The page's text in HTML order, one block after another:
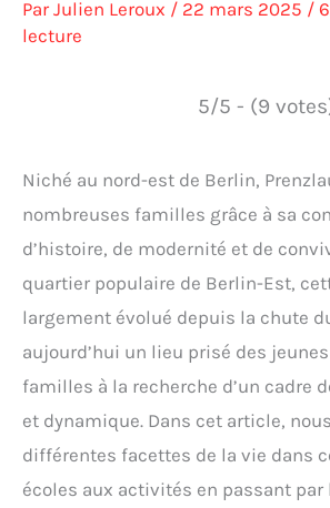
ParJulien Leroux / 22 mars 2025 /
lecture
5/5 - (9
Niché au nord-est de Berlin,
nombreuses familles grâce à sa
d’histoire, de modernité et de
quartier populaire de Berlin-Est,
largement évolué depuis la chute
aujourd’hui un lieu prisé des
familles à la recherche d’un cadre
et dynamique. Dans cet article,
différentes facettes de la vie dans
écoles aux activités en passant par